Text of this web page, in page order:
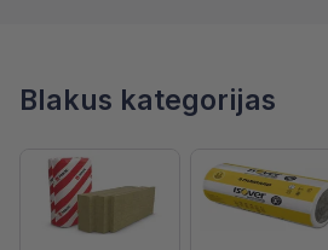
Blakus kategorijas